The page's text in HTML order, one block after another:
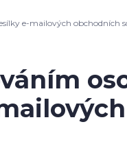
e-mailových obchodních